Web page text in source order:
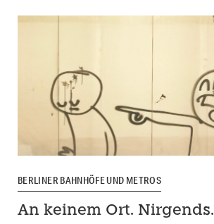
BERLINER BAHNHÖFE UND METROS
An keinem Ort. Nirgends.